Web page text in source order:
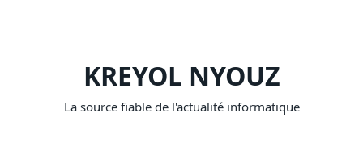
KREYOL NYOUZ
La source fiable de l'actualité informatique